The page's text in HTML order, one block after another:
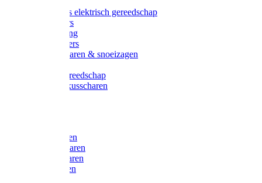
Accessoires elektrisch gereedschap
Grasmaaiers
Tuinreiniging
Robotmaaiers
Heggenscharen & snoeizagen
Klussen gereedschap
Gras & buxusscharen
Snoeischaren
Heggenscharen
Takkenscharen
Snoeimessen